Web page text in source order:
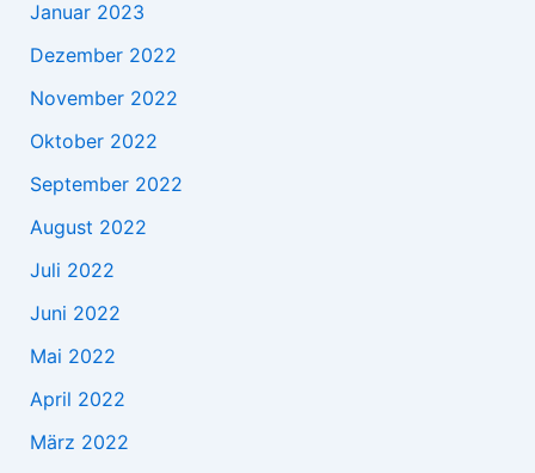
Januar 2023
Dezember 2022
November 2022
Oktober 2022
September 2022
August 2022
Juli 2022
Juni 2022
Mai 2022
April 2022
März 2022